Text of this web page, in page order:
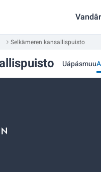
Selkämeren kansallispuisto
Uápásmuu